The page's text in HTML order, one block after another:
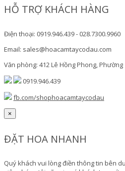
HỖ TRỢ KHÁCH HÀNG
Điện thoại: 0919.946.439 - 028.7300.9960
Email: sales@hoacamtaycodau.com
Văn phòng: 412 Lê Hồng Phong, Phường
0919.946.439
fb.com/shophoacamtaycodau
×
ĐẶT HOA NHANH
Quý khách vui lòng điền thông tin bên